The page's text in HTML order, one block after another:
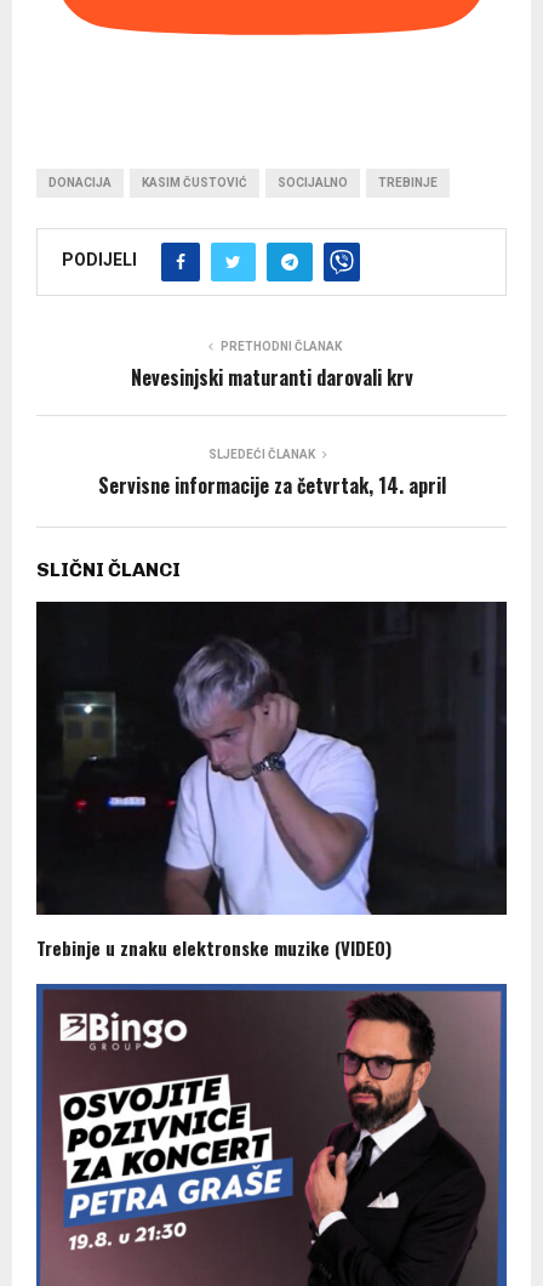
DONACIJA KASIM ČUSTOVIĆ SOCIJALNO TREBINJE
PODIJELI
PRETHODNI ČLANAK
Nevesinjski maturanti darovali krv
SLJEDEĆI ČLANAK
Servisne informacije za četvrtak, 14. april
SLIČNI ČLANCI
Trebinje u znaku elektronske muzike (VIDEO)